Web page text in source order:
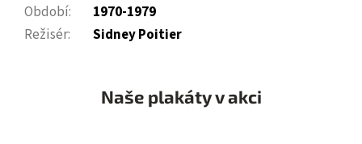
Období:
1970-1979
Režisér: Sidney Poitier
Naše plakáty v akci